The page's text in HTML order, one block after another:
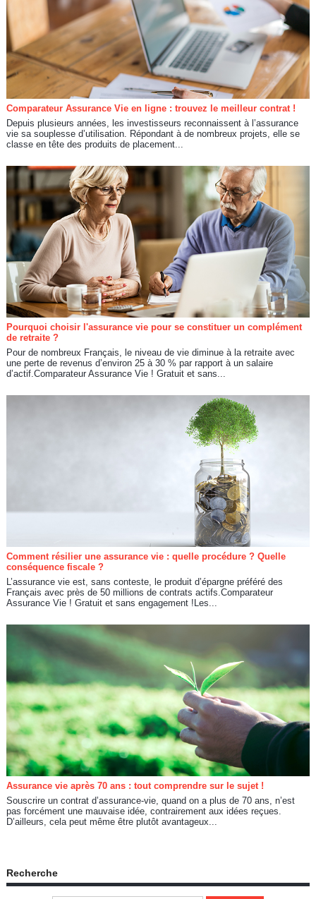
Comparateur Assurance Vie en ligne : trouvez le meilleur contrat !
Depuis plusieurs années, les investisseurs reconnaissent à l’assurance
vie sa souplesse d’utilisation. Répondant à de nombreux projets, elle se
classe en tête des produits de placement...
Pourquoi choisir l'assurance vie pour se constituer un complément
de retraite ?
Pour de nombreux Français, le niveau de vie diminue à la retraite avec
une perte de revenus d’environ 25 à 30 % par rapport à un salaire
d’actif.Comparateur Assurance Vie ! Gratuit et sans...
Comment résilier une assurance vie : quelle procédure ? Quelle
conséquence fiscale ?
L’assurance vie est, sans conteste, le produit d’épargne préféré des
Français avec près de 50 millions de contrats actifs.Comparateur
Assurance Vie ! Gratuit et sans engagement !Les...
Assurance vie après 70 ans : tout comprendre sur le sujet !
Souscrire un contrat d’assurance-vie, quand on a plus de 70 ans, n’est
pas forcément une mauvaise idée, contrairement aux idées reçues.
D’ailleurs, cela peut même être plutôt avantageux...
Recherche